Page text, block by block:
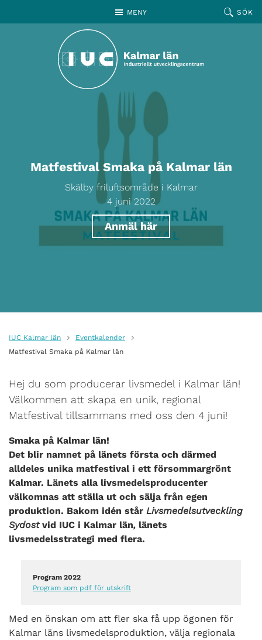
MENY SÖK
Matfestival Smaka på Kalmar län
Skälby friluftsområde i Kalmar
4 juni 2022
Anmäl här
IUC Kalmar län
Eventkalender
Matfestival Smaka på Kalmar län
Hej du som producerar livsmedel i Kalmar län!
Välkommen att skapa en unik, regional
Matfestival tillsammans med oss den 4 juni!
Smaka på Kalmar län!
Det blir namnet på länets första och därmed
alldeles unika matfestival i ett försommargrönt
Kalmar. Länets alla livsmedelsproducenter
välkomnas att ställa ut och sälja från egen
produktion. Bakom idén står Livsmedelsutveckling
Sydostvid IUC i Kalmar län, länets
livsmedelsstrategi med flera.
Program 2022
Program som pdf för utskrift
Med en önskan om att fler ska få upp ögonen för
Kalmar läns livsmedelsproduktion, välja regionala